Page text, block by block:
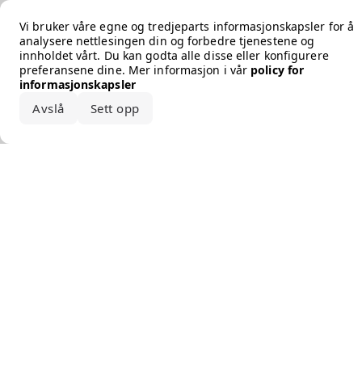
Vi bruker våre egne og tredjeparts informasjonskapsler for å
analysere nettlesingen din og forbedre tjenestene og
innholdet vårt. Du kan godta alle disse eller konfigurere
preferansene dine. Mer informasjon i vår policy for
informasjonskapsler
Avslå Sett opp
Error loading the brand